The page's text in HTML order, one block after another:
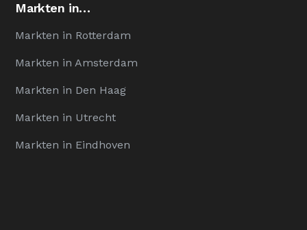
Markten in…
Markten in Rotterdam
Markten in Amsterdam
Markten in Den Haag
Markten in Utrecht
Markten in Eindhoven